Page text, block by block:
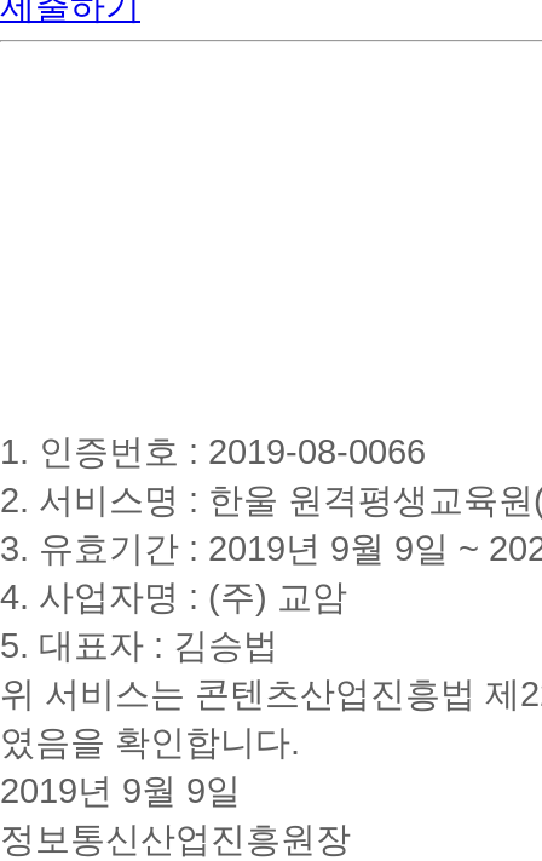
1. 인증번호 : 2019-08-0066
2. 서비스명 : 한울 원격평생교육
3. 유효기간 : 2019년 9월 9일 ~
4. 사업자명 : (주) 교암
5. 대표자 : 김승법
위 서비스는 콘텐츠산업진흥법 제
였음을 확인합니다.
2019년 9월 9일
정보통신산업진흥원장